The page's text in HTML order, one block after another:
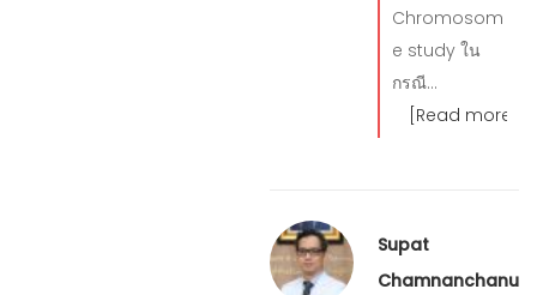
Chromosom
e study ใน
กรณี…
[Read more]
Supat
Chamnanchanunt